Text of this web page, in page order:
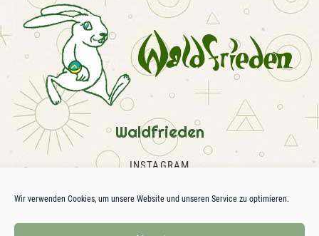
Wir verwenden Cookies, um unsere Website und unseren Service zu optimieren.
Waldfrieden
INSTAGRAM
SOUNDCLOUD
IMPRESSUM